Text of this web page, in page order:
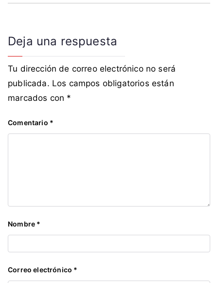
Deja una respuesta
Tu dirección de correo electrónico no será
publicada. Los campos obligatorios están
marcados con *
Comentario *
Nombre *
Correo electrónico *